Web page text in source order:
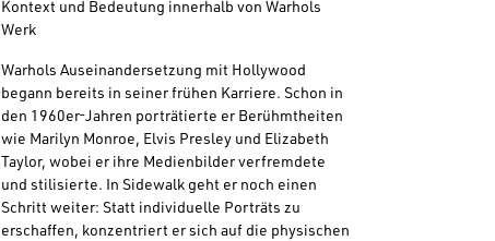
Kontext und Bedeutung innerhalb von Warhols
Werk
Warhols Auseinandersetzung mit Hollywood
begann bereits in seiner frühen Karriere. Schon in
den 1960er-Jahren porträtierte er Berühmtheiten
wie Marilyn Monroe, Elvis Presley und Elizabeth
Taylor, wobei er ihre Medienbilder verfremdete
und stilisierte. In Sidewalk geht er noch einen
Schritt weiter: Statt individuelle Porträts zu
erschaffen, konzentriert er sich auf die physischen